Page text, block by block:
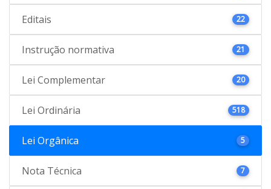
Editais 22
Instrução normativa 21
Lei Complementar 20
Lei Ordinária 518
Lei Orgânica 5
Nota Técnica 7